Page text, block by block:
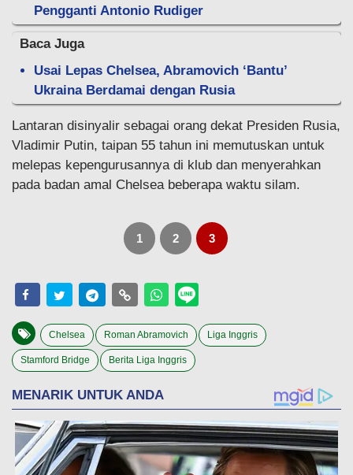
Pengganti Antonio Rudiger
Baca Juga
Usai Lepas Chelsea, Abramovich ‘Bantu’
Ukraina Berdamai dengan Rusia
Lantaran disinyalir sebagai orang dekat Presiden Rusia,
Vladimir Putin, taipan 55 tahun ini memutuskan untuk
melepas kepengurusannya di klub dan menyerahkan
pada badan amal Chelsea beberapa waktu silam.
1 2 3
Chelsea Roman Abramovich Liga Inggris
Stamford Bridge Berita Liga Inggris